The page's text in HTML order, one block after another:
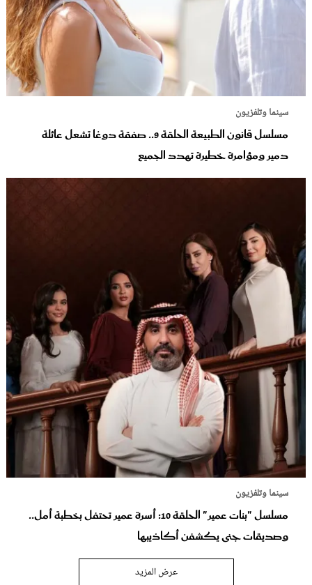
سينما وتلفزيون
مسلسل قانون الطبيعة الحلقة 9.. صفقة دوغا تشعل عائلة
دمير ومؤامرة خطيرة تهدد الجميع
سينما وتلفزيون
مسلسل "بنات عمير" الحلقة 10: أسرة عمير تحتفل بخطبة أمل..
وصديقات جنى يكشفن أكاذيبها
عرض المزيد